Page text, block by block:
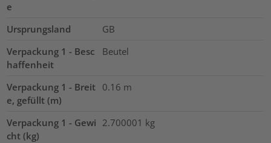
e
Ursprungsland
GB
Verpackung 1 - Besc
haffenheit
Beutel
Verpackung 1 - Breit
e, gefüllt (m)
0.16 m
Verpackung 1 - Gewi
cht (kg)
2.700001 kg